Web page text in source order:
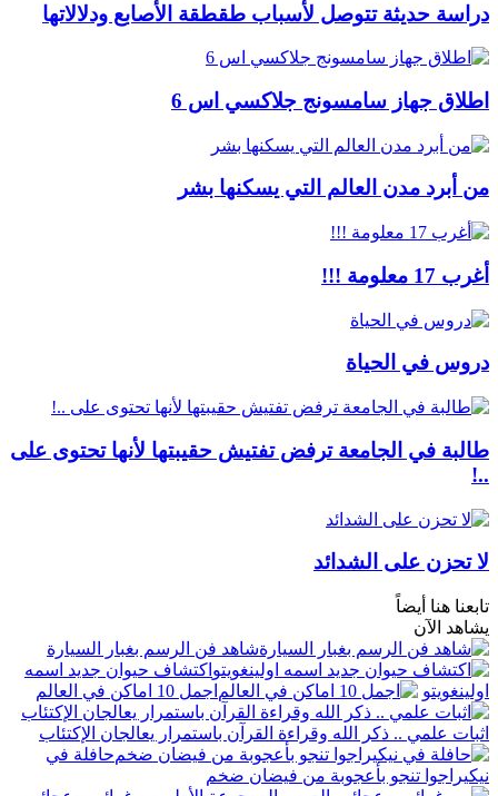
دراسة حديثة تتوصل لأسباب طقطقة الأصابع ودلالاتها
اطلاق جهاز سامسونج جلاكسي اس 6
من أبرد مدن العالم التي يسكنها بشر
أغرب 17 معلومة !!!
دروس في الحياة
طالبة في الجامعة ترفض تفتيش حقيبتها لأنها تحتوى على
..!
لا تحزن على الشدائد
تابعنا هنا أيضاً
يشاهد الآن
شاهد فن الرسم بغبار السيارة
اكتشاف حيوان جديد اسمه
اولينغويتو
اجمل 10 اماكن في العالم
اثبات علمي .. ذكر الله وقراءة القرآن باستمرار يعالجان الإكتئاب
حافلة في
نيكيراجوا تنجو بأعجوبة من فيضان ضخم